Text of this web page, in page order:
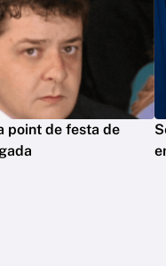
point de festa de